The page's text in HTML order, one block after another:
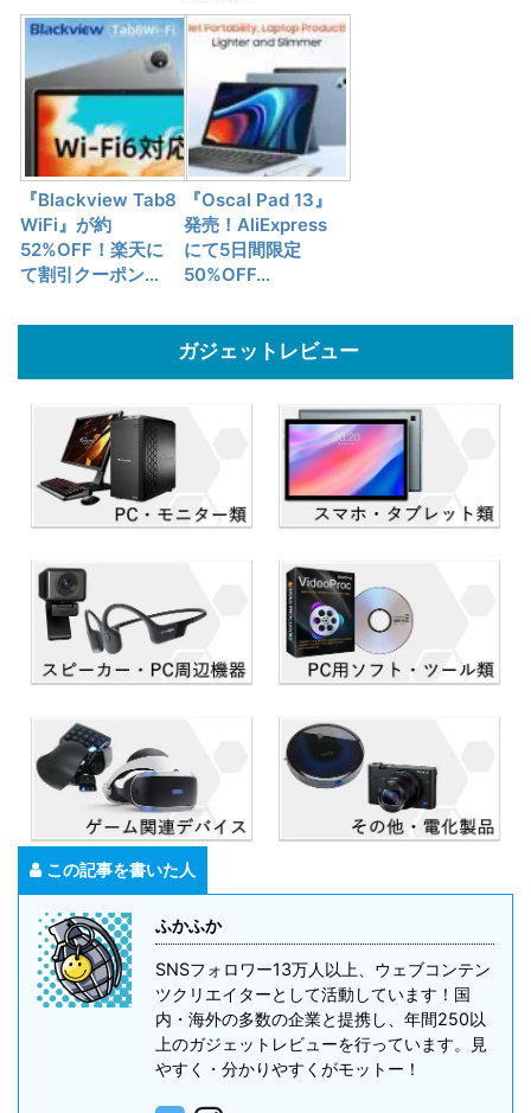
『Blackview Tab8
WiFi』が約
52%OFF！楽天に
て割引クーポン…
『Oscal Pad 13』
発売！AliExpress
にて5日間限定
50%OFF…
ガジェットレビュー
この記事を書いた人
ふかふか
SNSフォロワー13万人以上、ウェブコンテン
ツクリエイターとして活動しています！国
内・海外の多数の企業と提携し、年間250以
上のガジェットレビューを行っています。見
やすく・分かりやすくがモットー！